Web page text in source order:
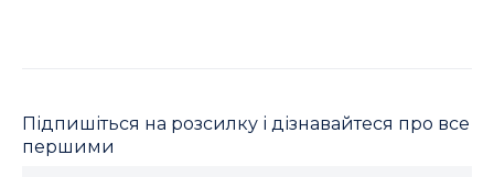
Підпишіться на розсилку і дізнавайтеся про все
першими